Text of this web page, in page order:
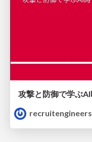
recruitengineers